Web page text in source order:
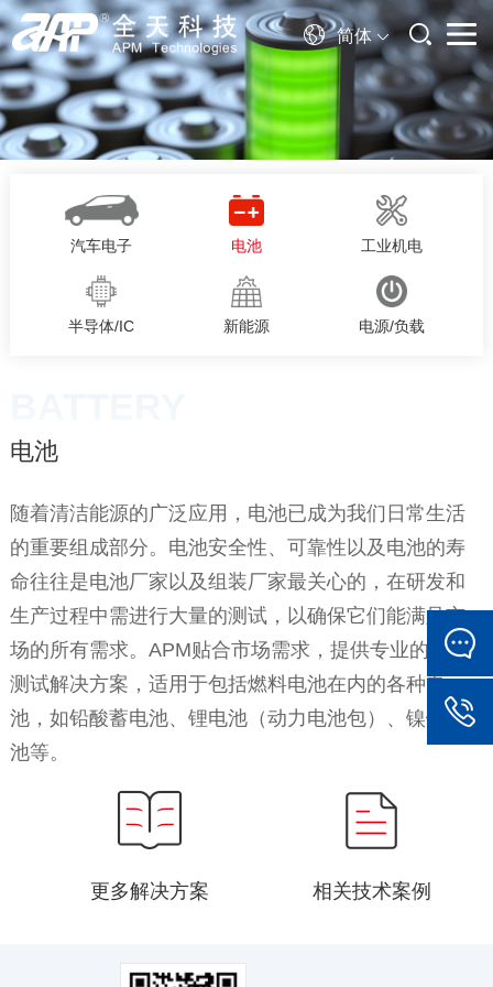
简体
汽车电子 电池 工业机电
半导体/IC 新能源 电源/负载
电池
随着清洁能源的广泛应用，电池已成为我们日常生活
的重要组成部分。电池安全性、可靠性以及电池的寿
命往往是电池厂家以及组装厂家最关心的，在研发和
生产过程中需进行大量的测试，以确保它们能满足市
场的所有需求。APM贴合市场需求，提供专业的电池
测试解决方案，适用于包括燃料电池在内的各种电
池，如铅酸蓄电池、锂电池（动力电池包）、镍镉电
池等。
更多解决方案 相关技术案例